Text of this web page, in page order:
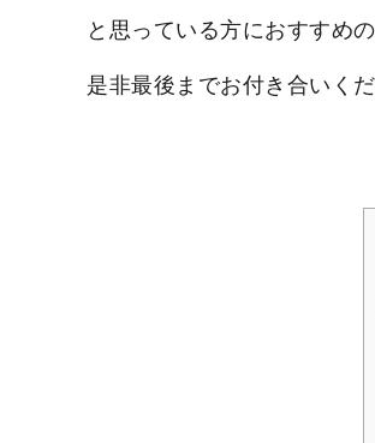
と思っている方におすすめ
是非最後までお付き合いくだ